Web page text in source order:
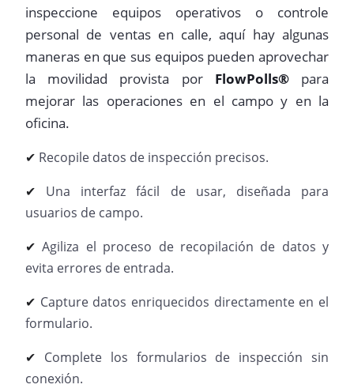
inspeccione equipos operativos o controle
personal de ventas en calle, aquí hay algunas
maneras en que sus equipos pueden aprovechar
la movilidad provista por FlowPolls®para
mejorar las operaciones en el campo y en la
oficina.
✔ Recopile datos de inspección precisos.
✔
Una interfaz fácil de usar, diseñada para
usuarios de campo.
✔ Agiliza el proceso de recopilación de datos y
evita errores de entrada.
✔ Capture datos enriquecidos directamente en el
formulario.
✔
Complete los formularios de inspección sin
conexión.